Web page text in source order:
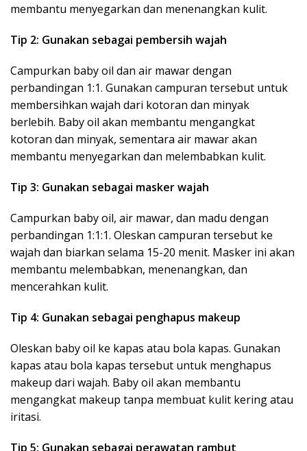
membantu menyegarkan dan menenangkan kulit.
Tip 2: Gunakan sebagai pembersih wajah
Campurkan baby oil dan air mawar dengan
perbandingan 1:1. Gunakan campuran tersebut untuk
membersihkan wajah dari kotoran dan minyak
berlebih. Baby oil akan membantu mengangkat
kotoran dan minyak, sementara air mawar akan
membantu menyegarkan dan melembabkan kulit.
Tip 3: Gunakan sebagai masker wajah
Campurkan baby oil, air mawar, dan madu dengan
perbandingan 1:1:1. Oleskan campuran tersebut ke
wajah dan biarkan selama 15-20 menit. Masker ini akan
membantu melembabkan, menenangkan, dan
mencerahkan kulit.
Tip 4: Gunakan sebagai penghapus makeup
Oleskan baby oil ke kapas atau bola kapas. Gunakan
kapas atau bola kapas tersebut untuk menghapus
makeup dari wajah. Baby oil akan membantu
mengangkat makeup tanpa membuat kulit kering atau
iritasi.
Tip 5: Gunakan sebagai perawatan rambut